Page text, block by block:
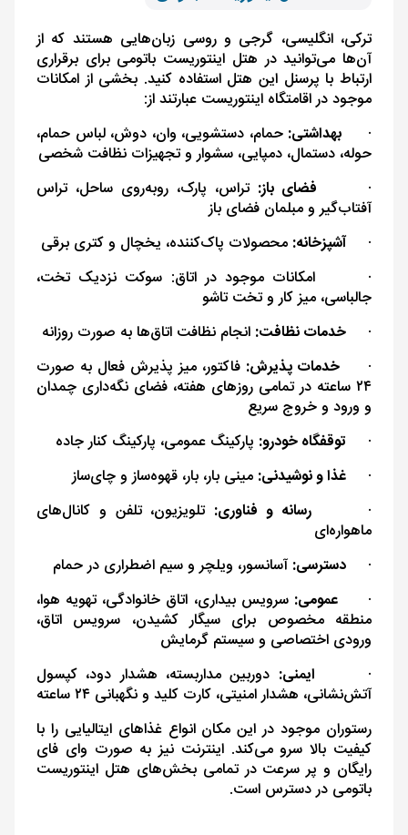
ترکی، انگلیسی، گرجی و روسی زبان‌هایی هستند که از
آن‌ها می‌توانید در هتل اینتوریست باتومی برای برقراری
ارتباط با پرسنل این هتل استفاده کنید. بخشی از امکانات
موجود در اقامتگاه اینتوریست عبارتند از:
·
بهداشتی: حمام، دستشویی، وان، دوش، لباس حمام،
حوله، دستمال، دمپایی، سشوار و تجهیزات نظافت شخصی
·
فضای باز: تراس، پارک، روبه‌روی ساحل، تراس
آفتاب‌گیر و مبلمان فضای باز
·
آشپزخانه: محصولات پاک‌کننده، یخچال و کتری برقی
·
امکانات موجود در اتاق: سوکت نزدیک تخت،
جا‌لباسی، میز کار و تخت تاشو
·
خدمات نظافت: انجام نظافت اتاق‌ها به ‌صورت روزانه
·
خدمات پذیرش: فاکتور، میز پذیرش فعال به ‌صورت
۲۴ ساعته در تمامی روزهای هفته، فضای نگه‌داری چمدان
و ورود و خروج سریع
·
توقفگاه خودرو: پارکینگ عمومی، پارکینگ کنار جاده
·
غذا و نوشیدنی: مینی بار، بار، قهوه‌ساز و چای‌ساز
·
رسانه و فناوری: تلویزیون، تلفن و کانال‌های
ماهواره‌ای
·
دسترسی: آسانسور، ویلچر و سیم اضطراری در حمام
·
عمومی: سرویس بیداری، اتاق خانوادگی، تهویه هوا،
منطقه مخصوص برای سیگار‌ کشیدن، سرویس اتاق،
ورودی اختصاصی و سیستم گرمایش
·
ایمنی: دوربین مداربسته، هشدار دود، کپسول
آتش‌نشانی، هشدار امنیتی، کارت کلید و نگهبانی ۲۴ ساعته
رستوران موجود در این مکان انواع غذاهای ایتالیایی را با
کیفیت بالا سرو می‌کند. اینترنت نیز به‌ صورت وای فای
رایگان و پر سرعت در تمامی بخش‌های هتل اینتوریست
باتومی در دسترس است.